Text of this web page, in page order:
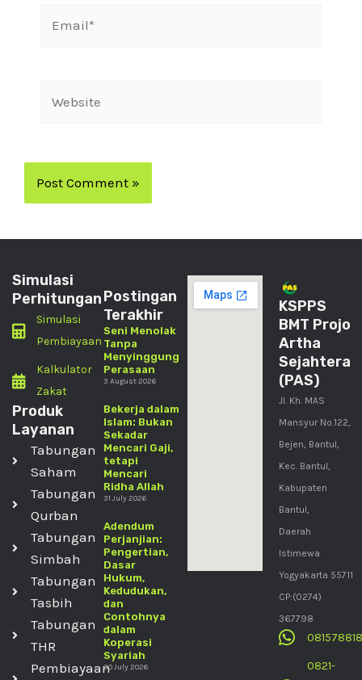
Simulasi
Perhitungan
Simulasi
Pembiayaan
Kalkulator
Zakat
Produk
Layanan
Tabungan
Saham
Tabungan
Qurban
Tabungan
Simbah
Tabungan
Tasbih
Tabungan
THR
Pembiayaan
Postingan
Terakhir
Seni Menolak
Tanpa
Menyinggung
Perasaan
3 August 2026
Bekerja dalam
Islam: Bukan
Sekadar
Mencari Gaji,
tetapi
Mencari
Ridha Allah
31 July 2026
Adendum
Perjanjian:
Pengertian,
Dasar
Hukum,
Kedudukan,
dan
Contohnya
dalam
Koperasi
Syariah
30 July 2026
KSPPS
BMT Projo
Artha
Sejahtera
(PAS)
Jl. Kh. MAS
Mansyur No.122,
Bejen, Bantul,
Kec. Bantul,
Kabupaten
Bantul,
Daerah
Istimewa
Yogyakarta 55711
CP:(0274)
367798
0821-